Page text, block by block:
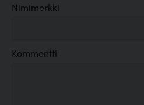
Nimimerkki
Kommentti